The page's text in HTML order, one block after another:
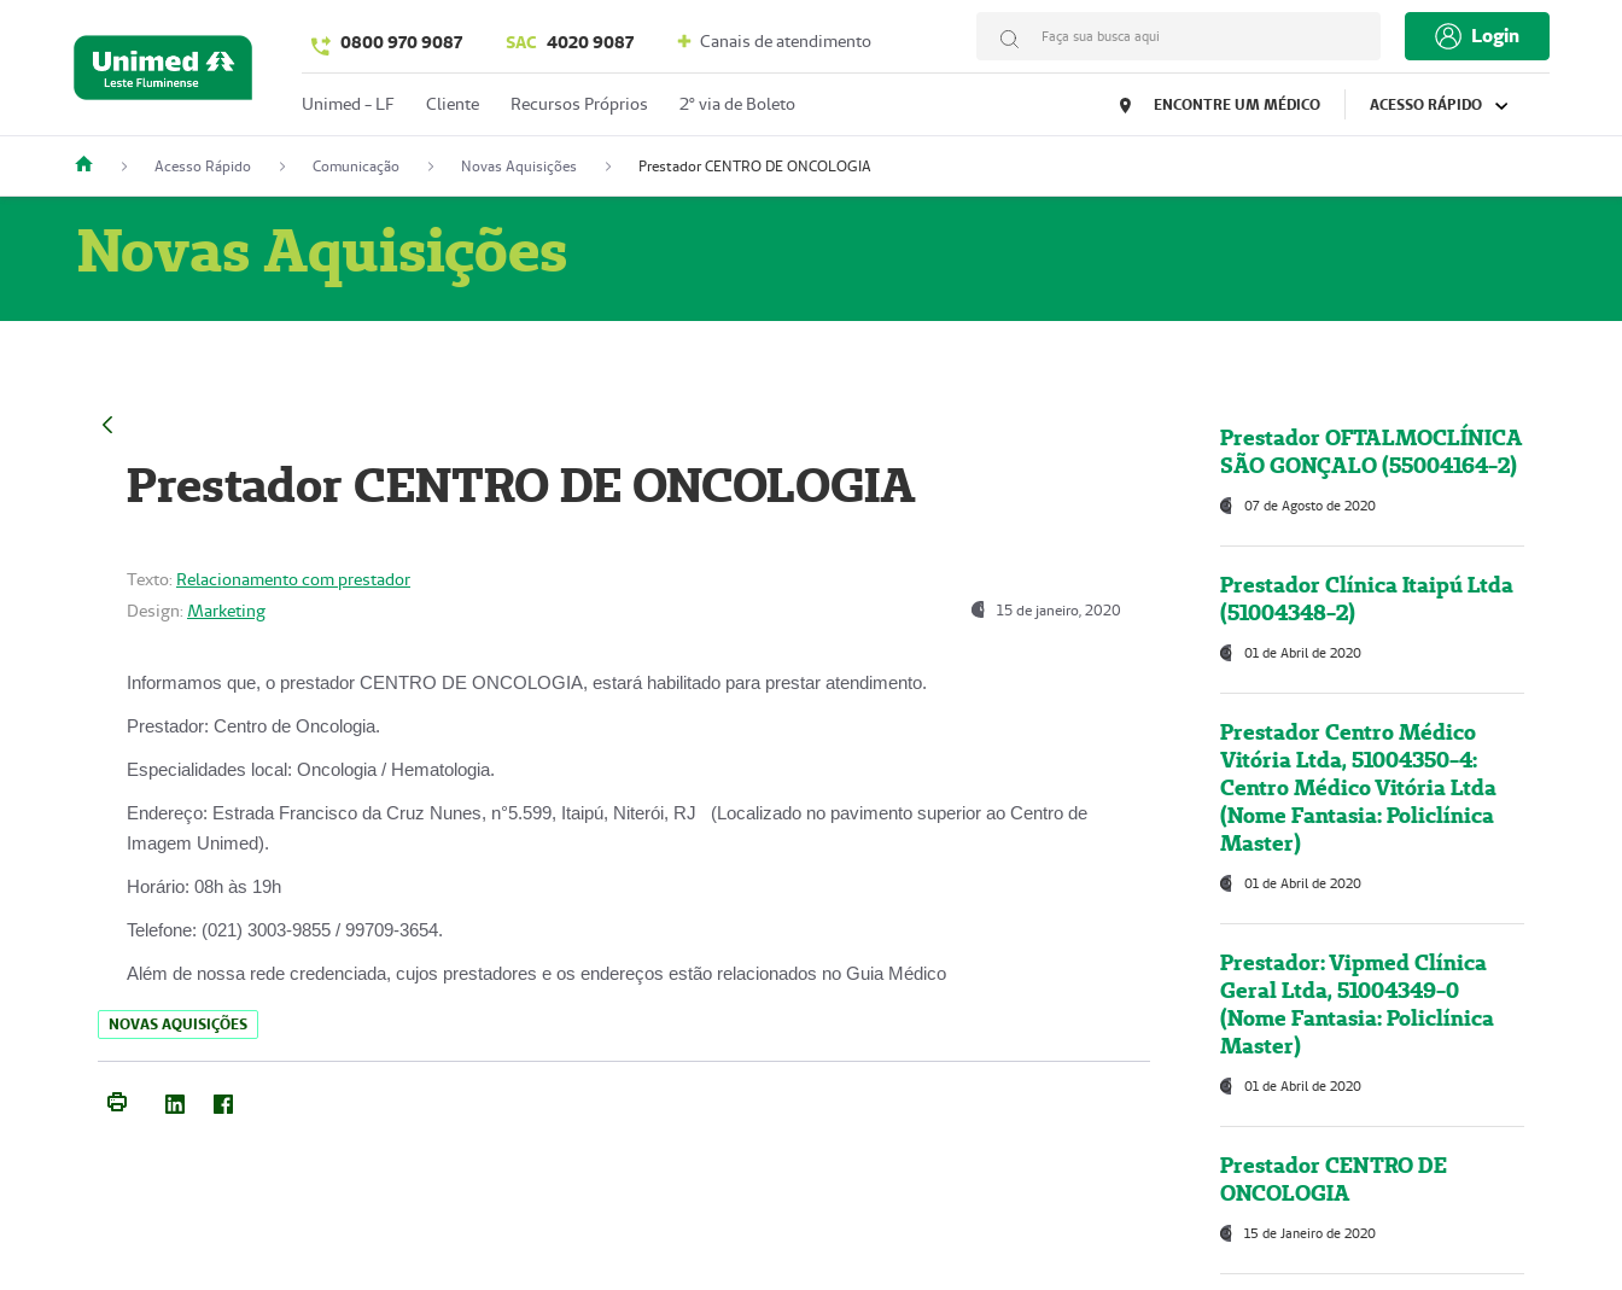
0800 970 9087 SAC 4020 9087 Canais de atendimento Faça sua busca aqui Login
Unimed - LF Cliente Recursos Próprios 2º via de Boleto ENCONTRE UM MÉDICO ACESSO RÁPIDO
Acesso Rápido Comunicação Novas Aquisições Prestador CENTRO DE ONCOLOGIA
Novas Aquisições
Prestador CENTRO DE ONCOLOGIA
Texto: Relacionamento com prestador
Design: Marketing 15 de janeiro, 2020
Informamos que, o prestador CENTRO DE ONCOLOGIA, estará habilitado para prestar atendimento.
Prestador: Centro de Oncologia.
Especialidades local: Oncologia / Hematologia.
Endereço: Estrada Francisco da Cruz Nunes, n°5.599, Itaipú, Niterói, RJ (Localizado no pavimento superior ao Centro de
Imagem Unimed).
Horário: 08h às 19h
Telefone: (021) 3003-9855 / 99709-3654.
Além de nossa rede credenciada, cujos prestadores e os endereços estão relacionados no Guia Médico
NOVAS AQUISIÇÕES
Prestador OFTALMOCLÍNICA
SÃO GONÇALO (55004164-2)
07 de Agosto de 2020
Prestador Clínica Itaipú Ltda
(51004348-2)
01 de Abril de 2020
Prestador Centro Médico
Vitória Ltda, 51004350-4:
Centro Médico Vitória Ltda
(Nome Fantasia: Policlínica
Master)
01 de Abril de 2020
Prestador: Vipmed Clínica
Geral Ltda, 51004349-0
(Nome Fantasia: Policlínica
Master)
01 de Abril de 2020
Prestador CENTRO DE
ONCOLOGIA
15 de Janeiro de 2020